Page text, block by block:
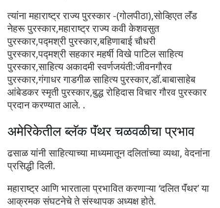
त्यांना महाराष्ट्र राज्य पुरस्कार -(गोलपीठा),सोव्हिएत लॅंड
नेहरू पुरस्कार,महाराष्ट्र राज्य कवी केशवसुत
पुरस्कार,पद्मश्री पुरस्कार,बहिणाबाई चौधरी
पुरस्कार,पद्मश्री सहकार महर्षी विखे पाटिल साहित्य
पुरस्कार,साहित्य अकादमी स्वर्णजयंती:जीवनगौरव
पुरस्कार,गंगाधर गाडगीळ साहित्य पुरस्कार,डॉ.बाबासाहेब
आंबेडकर स्मृती पुरस्कार,बुद्ध रोहिदास विचार गौरव पुरस्कार
प्रदान करण्यात आले. .
अमेरिकेतील ब्लॅक पॅंथर चळवळीचा प्रभाव
ढसाळ यांनी साहित्याच्या माध्यमातून दलितांच्या व्यथा, वेदनांना
प्रसिद्धी दिली.
महाराष्ट्र आणि भारताला प्रभावित करणाऱ्या ‘दलित पॅंथर’ या
आक्रमक संघटनेचे ते संस्थापक अध्यक्ष होते.